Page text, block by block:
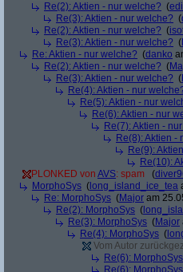
Re(2): Aktien - nur welche? (
Re(3): Aktien - nur welche? (
Re(2): Aktien - nur welche? (
Re(3): Aktien - nur welche? (
Re: Aktien - nur welche? (danko
Re(2): Aktien - nur welche? (
Re(3): Aktien - nur welche? (
Re(4): Aktien - nur
Re(5): Aktien - nur
Re(6): Aktien - nur
Re(7): Aktien -
Re(8): Aktien -
Re(9):
Re(10):
PLONKED von AVS: spam (
MorphoSys ( long_island_ice_tea
Re: MorphoSys (Major am
Re(2): MorphoSys (
Re(3): MorphoSys (Major
Re(4): MorphoSys (
Vom Autor
Re(6): MorphoSys
Re(6): MorphoSys